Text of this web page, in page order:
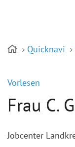
Quicknavi
Vorlesen
Frau C.
Jobcenter